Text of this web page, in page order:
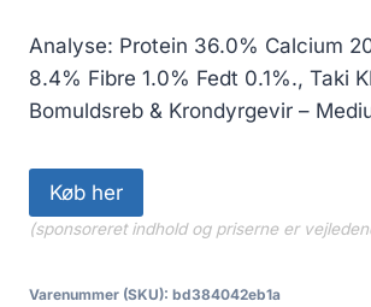
Analyse: Protein 36.0% Calcium
8.4% Fibre 1.0% Fedt 0.1%., Taki
Bomuldsreb & Krondyrgevir –
Køb her
(sponsoreret indhold og priserne er
Varenummer (SKU): bd384042eb1a